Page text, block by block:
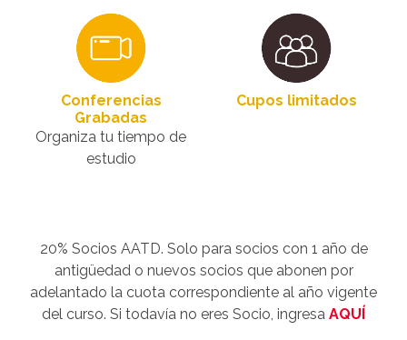
Conferencias
Grabadas
Organiza tu tiempo de
estudio
Cupos limitados
20% Socios AATD. Solo para socios con 1 año de
antigüedad o nuevos socios que abonen por
adelantado la cuota correspondiente al año vigente
del curso. Si todavía no eres Socio, ingresa AQUÍ